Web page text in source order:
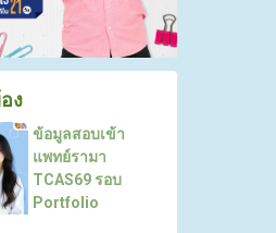
ง
ข้อมูลสอบเข้า
แพทย์รามา
TCAS69 รอบ
Portfolio